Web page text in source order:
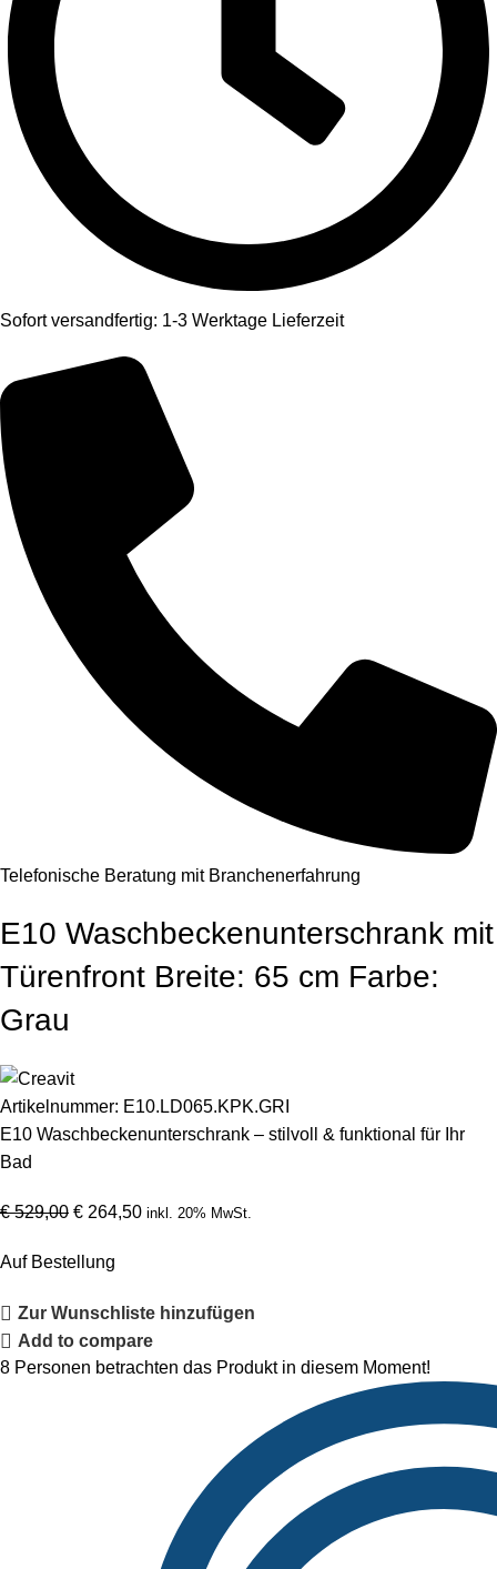
Sofort versandfertig: 1-3 Werktage Lieferzeit
Telefonische Beratung mit Branchenerfahrung
E10 Waschbeckenunterschrank mit
Türenfront Breite: 65 cm Farbe:
Grau
Artikelnummer: E10.LD065.KPK.GRI
E10 Waschbeckenunterschrank – stilvoll & funktional für Ihr
Bad
€529,00 € 264,50 inkl. 20% MwSt.
Auf Bestellung
Zur Wunschliste hinzufügen
Add to compare
8 Personen betrachten das Produkt in diesem Moment!